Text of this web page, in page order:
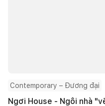
Contemporary – Đương đại
Ngơi House - Ngôi nhà